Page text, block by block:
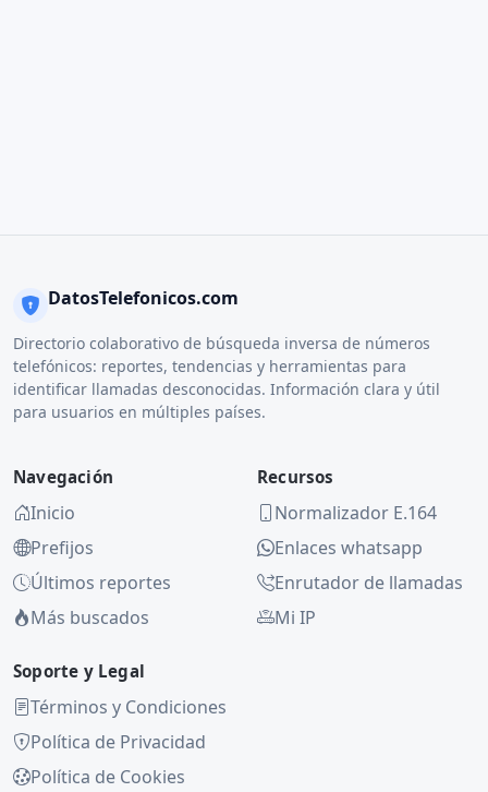
DatosTelefonicos.com
Directorio colaborativo de búsqueda inversa de números
telefónicos: reportes, tendencias y herramientas para
identificar llamadas desconocidas. Información clara y útil
para usuarios en múltiples países.
Navegación
Inicio
Prefijos
Últimos reportes
Más buscados
Recursos
Normalizador E.164
Enlaces whatsapp
Enrutador de llamadas
Mi IP
Soporte y Legal
Términos y Condiciones
Política de Privacidad
Política de Cookies